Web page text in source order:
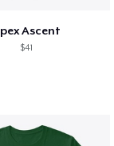
Ascent
$41